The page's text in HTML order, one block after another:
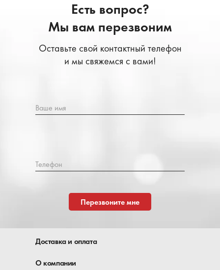
Есть вопрос?
Мы вам перезвоним
Оставьте свой контактный телефон
и мы свяжемся с вами!
Ваше имя
Телефон
Перезвоните мне
Доставка и оплата
О компании